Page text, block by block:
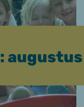
augustus